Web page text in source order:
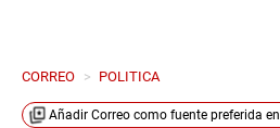
CORREO > POLITICA
Añadir Correo como fuente preferida en